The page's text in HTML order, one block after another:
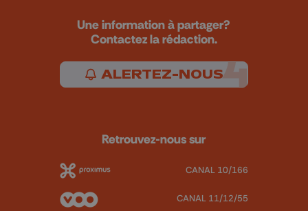
Une information à partager?
Contactez la rédaction.
ALERTEZ-NOUS
Retrouvez-nous sur
CANAL 10/166
CANAL 11/12/55